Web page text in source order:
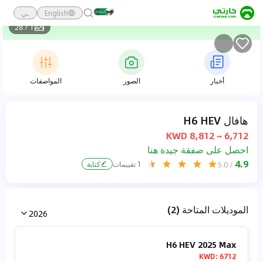
English
ـي
1
/
28
أخبار الصور المواصفات
هافال H6 HEV
6,712 ~ 8,812 KWD
احصل على صفقة جيدة هنا
4.9
/ 5.0
1 تقييمات كتابة
الموديلات المتاحة (2) 2026
H6 HEV 2025 Max
KWD: 6712